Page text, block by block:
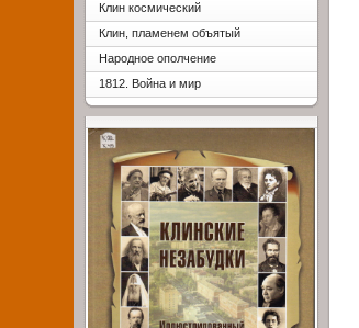
Клин космический
Клин, пламенем объятый
Народное ополчение
1812. Война и мир